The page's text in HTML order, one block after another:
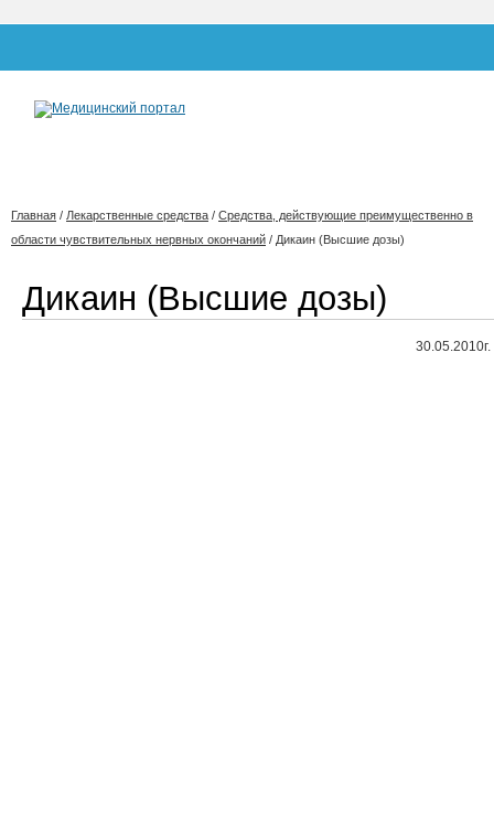
Главная / Лекарственные средства / Средства, действующие преимущественно в
области чувствительных нервных окончаний / Дикаин (Высшие дозы)
Дикаин (Высшие дозы)
30.05.2010г.